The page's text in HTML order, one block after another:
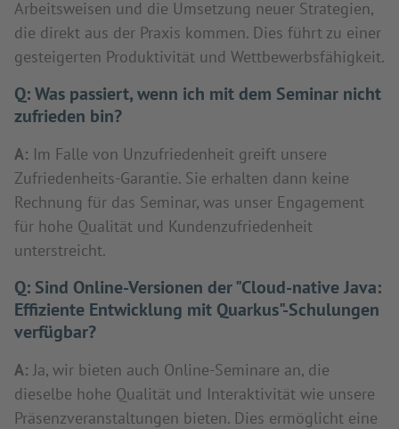
Arbeitsweisen und die Umsetzung neuer Strategien,
die direkt aus der Praxis kommen. Dies führt zu einer
gesteigerten Produktivität und Wettbewerbsfähigkeit.
Q:Was passiert, wenn ich mit dem Seminar nicht
zufrieden bin?
A: Im Falle von Unzufriedenheit greift unsere
Zufriedenheits-Garantie. Sie erhalten dann keine
Rechnung für das Seminar, was unser Engagement
für hohe Qualität und Kundenzufriedenheit
unterstreicht.
Q: Sind Online-Versionen der "Cloud-native Java:
Effiziente Entwicklung mit Quarkus"-Schulungen
verfügbar?
A: Ja, wir bieten auch Online-Seminare an, die
dieselbe hohe Qualität und Interaktivität wie unsere
Präsenzveranstaltungen bieten. Dies ermöglicht eine